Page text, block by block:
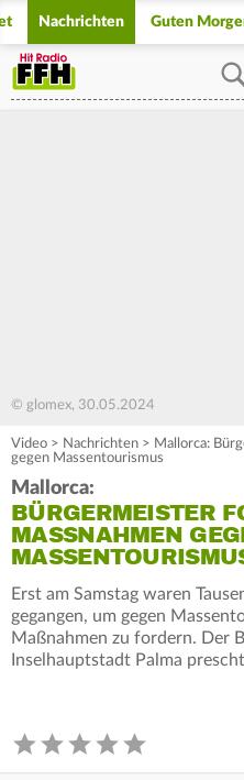
Nachrichten Guten
© glomex, 30.05.2024
Video > Nachrichten > Mallorca:
gegen Massentourismus
Mallorca:
BÜRGERMEISTER
MASSNAHMEN
ASSENTOURISMUS
Erst am Samstag waren
gegangen, um gegen
Maßnahmen zu fordern. Der
Inselhauptstadt Palma